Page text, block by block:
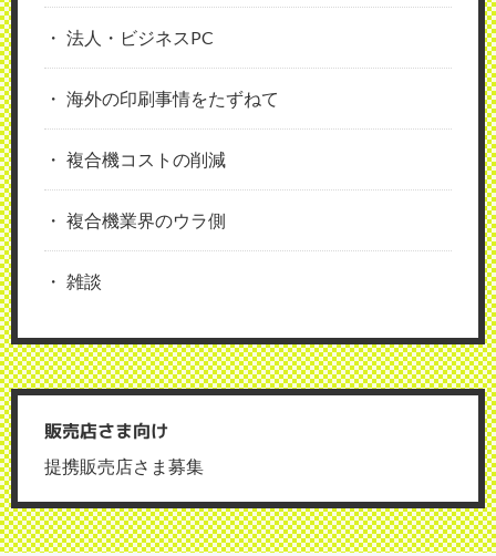
法人・ビジネスPC
海外の印刷事情をたずねて
複合機コストの削減
複合機業界のウラ側
雑談
販売店さま向け
提携販売店さま募集